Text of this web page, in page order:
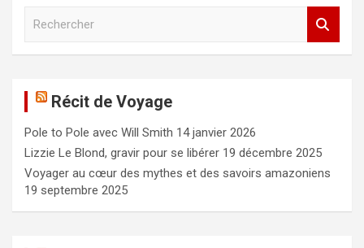
c
h
e
r
Récit de Voyage
Pole to Pole avec Will Smith 14 janvier 2026
Lizzie Le Blond, gravir pour se libérer 19 décembre 2025
Voyager au cœur des mythes et des savoirs amazoniens
19 septembre 2025